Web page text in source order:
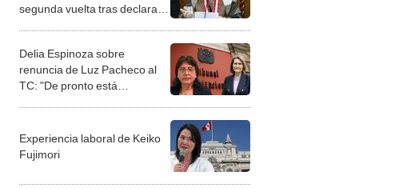
segunda vuelta tras declarase
Delia Espinoza sobre
renuncia de Luz Pacheco al
TC: "De pronto está
Experiencia laboral de Keiko
Fujimori